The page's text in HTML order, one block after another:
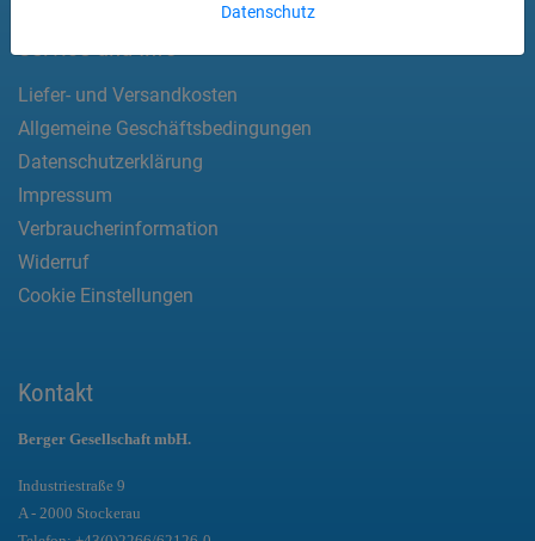
Datenschutz
Service und Info
Liefer- und Versandkosten
Allgemeine Geschäftsbedingungen
Datenschutzerklärung
Impressum
Verbraucherinformation
Widerruf
Cookie Einstellungen
Kontakt
Berger Gesellschaft mbH.
Industriestraße 9
A - 2000 Stockerau